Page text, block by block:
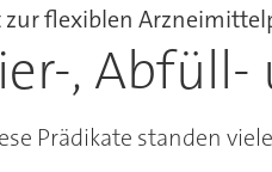
flexiblen
,
Prädikate standen